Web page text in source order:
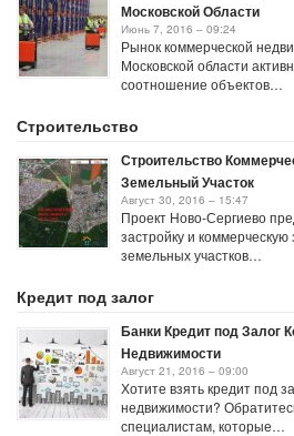
Московской Области
Июнь 7, 2016 – 09:24
Рынок коммерческой
Московской области
соотношение объектов…
Строительство
Строительство
Земельный Участок
Август 30, 2016 – 15:47
Проект Ново-Сергиево
застройку и коммерческую
земельных участков…
Кредит под залог
Банки Кредит под Залог
Недвижимости
Август 21, 2016 – 09:00
Хотите взять кредит под
недвижимости?
специалистам, которые…